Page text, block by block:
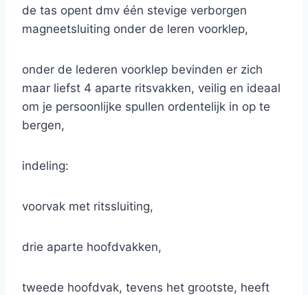
de tas opent dmv één stevige verborgen
magneetsluiting onder de leren voorklep,
onder de lederen voorklep bevinden er zich
maar liefst 4 aparte ritsvakken, veilig en ideaal
om je persoonlijke spullen ordentelijk in op te
bergen,
indeling:
voorvak met ritssluiting,
drie aparte hoofdvakken,
tweede hoofdvak, tevens het grootste, heeft